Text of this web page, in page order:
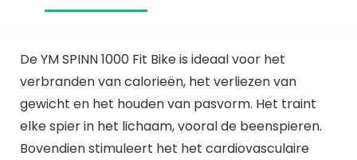
De YM SPINN 1000 Fit Bike is ideaal voor het
verbranden van calorieën, het verliezen van
gewicht en het houden van pasvorm. Het traint
elke spier in het lichaam, vooral de beenspieren.
Bovendien stimuleert het het cardiovasculaire